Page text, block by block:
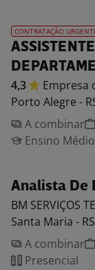
CONTRATAÇÃO
4,3 Empresa
Porto Alegre -
A combinar
Ensino
Analista De
BM SERVIÇOS
Santa Maria - RS
A combinar
Presencial